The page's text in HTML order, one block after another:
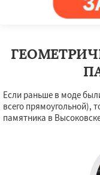
Краснозаводск
Лыткарино
Наро-Фоминск
Орехово-
Если раньше в моде
всего прямоугольной),
памятника в